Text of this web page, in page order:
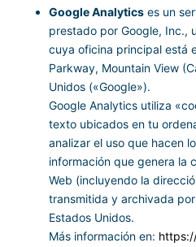
Google Analytics es un
prestado por Google, Inc.,
cuya oficina principal está
Parkway, Mountain View
Unidos («Google»).
Google Analytics utiliza
texto ubicados en tu
analizar el uso que hacen
información que genera la
Web (incluyendo la
transmitida y archivada
Estados Unidos.
Más información en: